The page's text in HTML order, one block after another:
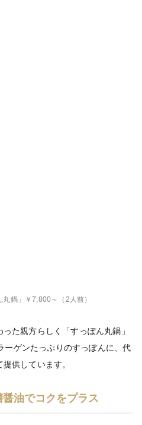
丸鍋」￥7,800～（2人前）
た親方らしく「すっぽん丸鍋」
ーゲンたっぷりのすっぽんに、代
供しています。
油でコクをプラス